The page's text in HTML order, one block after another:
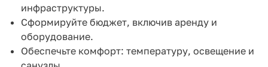
инфраструктуры.
Сформируйте бюджет, включив аренду и
оборудование.
Обеспечьте комфорт: температуру, освещение и